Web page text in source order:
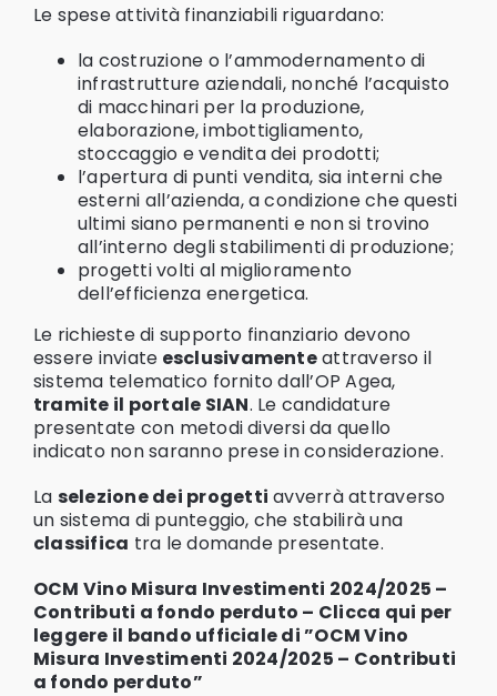
Le spese attività finanziabili riguardano:
la costruzione o l’ammodernamento di
infrastrutture aziendali, nonché l’acquisto
di macchinari per la produzione,
elaborazione, imbottigliamento,
stoccaggio e vendita dei prodotti;
l’apertura di punti vendita, sia interni che
esterni all’azienda, a condizione che questi
ultimi siano permanenti e non si trovino
all’interno degli stabilimenti di produzione;
progetti volti al miglioramento
dell’efficienza energetica.
Le richieste di supporto finanziario devono
essere inviate esclusivamenteattraverso il
sistema telematico fornito dall’OP Agea,
tramite il portale SIAN. Le candidature
presentate con metodi diversi da quello
indicato non saranno prese in considerazione.
La selezione dei progetti avverrà attraverso
un sistema di punteggio, che stabilirà una
classifica tra le domande presentate.
OCM Vino Misura Investimenti 2024/2025 –
Contributi a fondo perduto – Clicca qui per
leggere il bando ufficiale di ”OCM Vino
Misura Investimenti 2024/2025 – Contributi
a fondo perduto”